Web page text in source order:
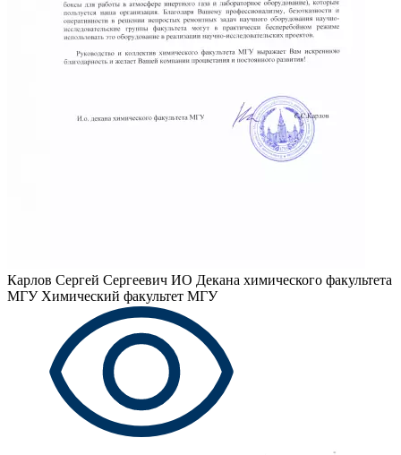
Карлов Сергей Сергеевич ИО Декана химического факультета
МГУ Химический факультет МГУ